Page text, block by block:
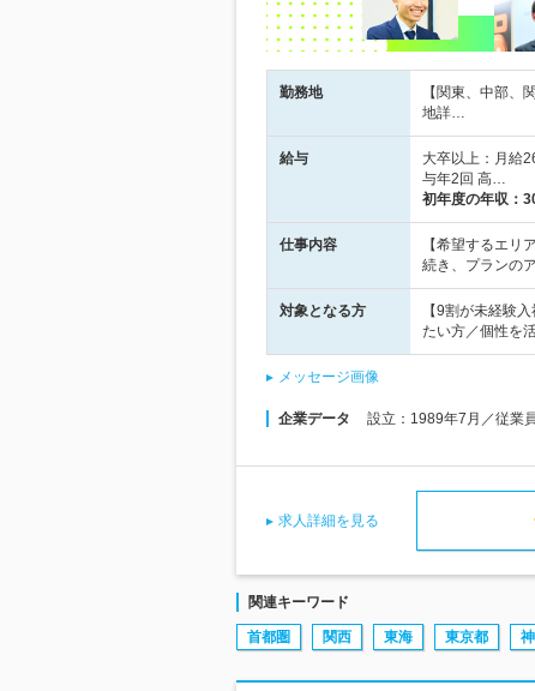
勤務地
【関東、中部
地詳…
給与
大卒以上：月給
与年2回 高…
初年度の年収：
仕事内容
【希望するエリ
続き、プランの
対象となる方
【9割が未経験
たい方／個性を
メッセージ画像
企業データ 設立：1989年7月／従業
求人詳細を見る
関連キーワード
首都圏 関西 東海 東京都